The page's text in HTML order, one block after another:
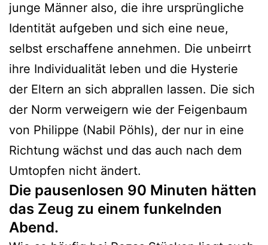
junge Männer also, die ihre ursprüngliche
Identität aufgeben und sich eine neue,
selbst erschaffene annehmen. Die unbeirrt
ihre Individualität leben und die Hysterie
der Eltern an sich abprallen lassen. Die sich
der Norm verweigern wie der Feigenbaum
von Philippe (Nabil Pöhls), der nur in eine
Richtung wächst und das auch nach dem
Umtopfen nicht ändert.
Die pausenlosen 90 Minuten hätten
das Zeug zu einem funkelnden
Abend.